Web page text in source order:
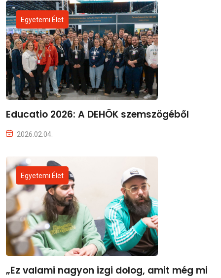
Egyetemi Élet
Educatio 2026: A DEHÖK szemszögéből
2026.02.04.
Egyetemi Élet
„Ez valami nagyon izgi dolog, amit még mi